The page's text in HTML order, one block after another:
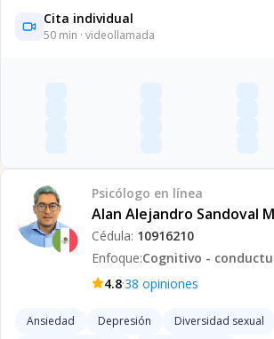
Cita individual
50 min · videollamada
Psicólogo en línea
Alan Alejandro Sandoval
Cédula: 10916210
Enfoque:Cognitivo -
4.8·38 opiniones
Ansiedad Depresión
Diversidad sexual